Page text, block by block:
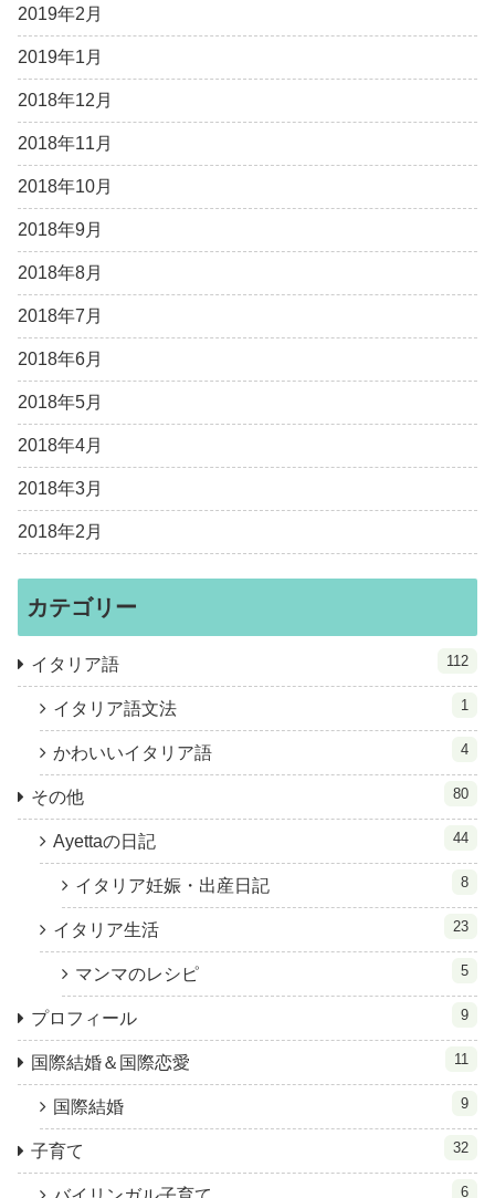
2019年2月
2019年1月
2018年12月
2018年11月
2018年10月
2018年9月
2018年8月
2018年7月
2018年6月
2018年5月
2018年4月
2018年3月
2018年2月
カテゴリー
イタリア語 112
イタリア語文法 1
かわいいイタリア語 4
その他 80
Ayettaの日記 44
イタリア妊娠・出産日記 8
イタリア生活 23
マンマのレシピ 5
プロフィール 9
国際結婚＆国際恋愛 11
国際結婚 9
子育て 32
6